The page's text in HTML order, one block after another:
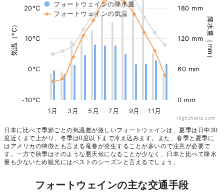
気温（°C） 降水量（mm）
フォートウェインの降水量
フォートウェインの気温
1月 3月 5月 7月 9月 11月
-10°C
0°C
10°C
20°C
0 mm
60 mm
120 mm
180 mm
Highcharts.com
日本に比べて季節ごとの気温差が激しいフォートウェインは、夏季は日中30
度近くまで上がり、冬季は0度以下まで冷え込みます。また、春季と夏季に
はアメリカの特徴とも言える竜巻が発生することが多いので注意が必要で
す。一方で秋季はそのような悪天候になることが少なく、日本と比べて降水
量も少ないため観光にはベストのシーズンと言えるでしょう。
フォートウェインの主な交通手段